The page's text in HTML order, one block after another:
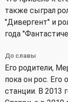
также сыграл
"Дивергент" и
года
До славы
Его родители,
пока он рос. Его
станции. В 2013